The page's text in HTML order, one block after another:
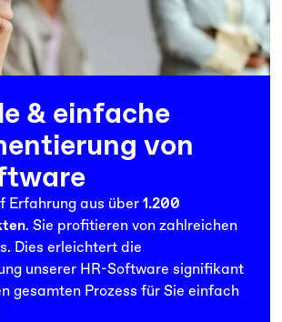
& einfache
von
Erfahrung aus über1.200
. Sie profitieren von zahlreichen
Dies erleichtert die
unserer HR-Software signifikant
gesamten Prozess für Sie einfach